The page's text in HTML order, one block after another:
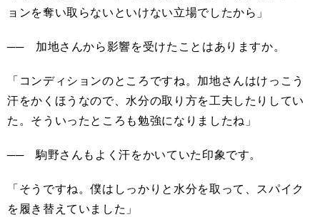
ョンを奪い取らないといけない立場でしたから」
── 加地さんから影響を受けたことはありますか。
「コンディションのところですね。加地さんはけっこう
汗をかくほうなので、水分の取り方を工夫したりしてい
た。そういったところも勉強になりましたね」
── 駒野さんもよく汗をかいていた印象です。
「そうですね。僕はしっかりと水分を取って、スパイク
を履き替えていました」